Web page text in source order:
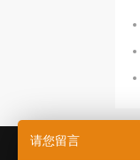
请您留言